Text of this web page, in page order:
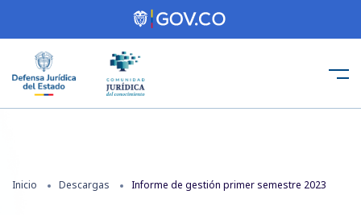
Inicio Descargas Informe de gestión primer semestre 2023